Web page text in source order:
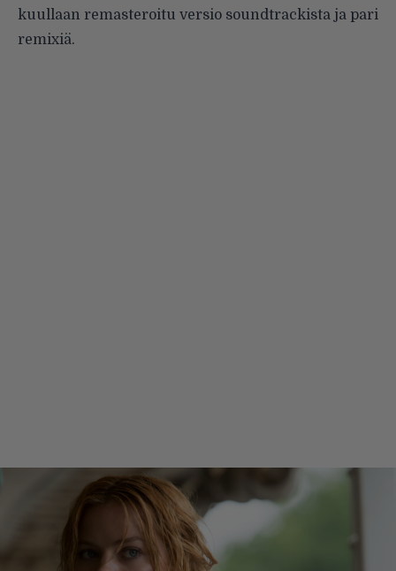
kuullaan remasteroitu versio soundtrackista ja pari
remixiä.